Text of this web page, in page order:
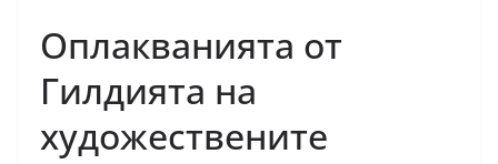
Оплакванията от
Гилдията на
художествените